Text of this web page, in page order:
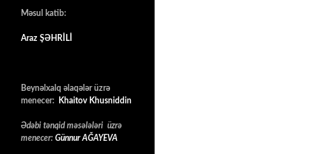
Məsul katib:
Araz ŞƏHRİLİ
Beynəlxalq əlaqələr üzrə
menecer:
Khaitov Khusniddin
Ədəbi tənqid məsələləri üzrə
menecer: Günnur AĞAYEVA